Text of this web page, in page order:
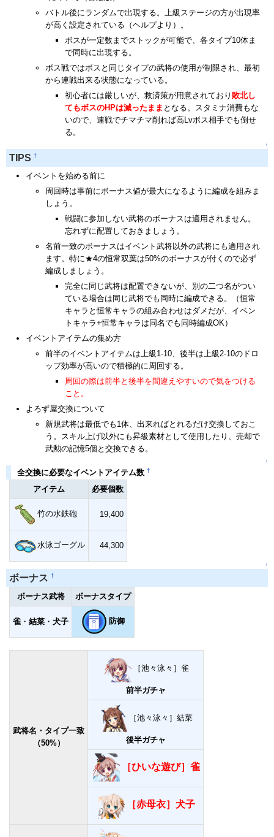
バトル後にランダムで出現する。上級ステージの方が出現率
が高く設定されている（ヘルプより）。
ボスが一定数までストックが可能で、各タイプ10体ま
で同時に出現する。
ボス戦ではボスと同じタイプの武将の使用が制限され、最初
から連戦出来る状態になっている。
初心者には厳しいが、救済策が用意されており 敗北し
てもボスのHPは減ったまま となる。スタミナ消費もな
いので、連戦でチマチマ削れば高Lvボス相手でも倒せ
る。
↑
TIPS †
イベントを始める前に
周回時は事前にボーナス値が最大になるように編成を組みま
しょう。
戦闘に参加しない武将のボーナスは適用されません。
忘れずに配置しておきましょう。
名前一致のボーナスはイベント武将以外の武将にも適用され
ます。特に★4の恒常双葉は50%のボーナスが付くので必ず
編成しましょう。
完全に同じ武将は配置できないが、別の二つ名がつい
ている場合は同じ武将でも同時に編成できる。（恒常
キャラと恒常キャラの組み合わせはダメだが、イベン
トキャラ+恒常キャラは同名でも同時編成OK）
イベントアイテムの集め方
前半のイベントアイテムは上級1-10、後半は上級2-10のドロ
ップ効率が高いので積極的に周回する。
周回の際は前半と後半を間違えやすいので気をつける
こと。
よろず屋交換について
新規武将は最低でも1体、出来ればとれるだけ交換しておこ
う。スキル上げ以外にも昇級素材として使用したり、売却で
武勲の記憶5個と交換できる。
↑
全交換に必要なイベントアイテム数 †
アイテム 必要個数
竹の水鉄砲 19,400
水泳ゴーグル 44,300
↑
ボーナス †
ボーナス武将 ボーナスタイプ
雀 ・ 結菜 ・ 犬子 防御
武将名・タイプ一致
（50%）
［池々泳々］雀
前半ガチャ
［池々泳々］結菜
後半ガチャ
［ひいな遊び］雀
［赤母衣］犬子